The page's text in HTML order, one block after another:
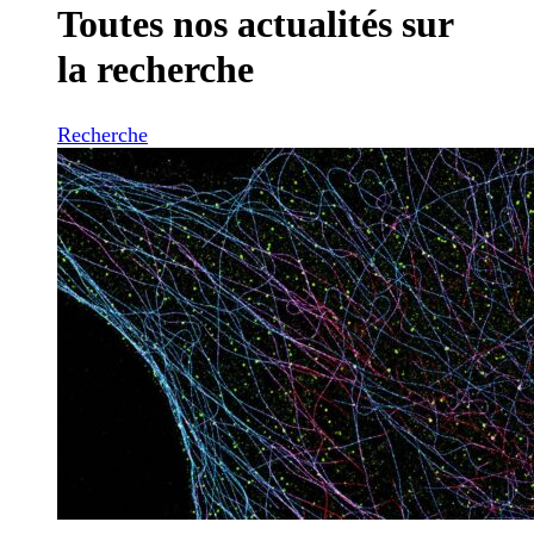
Toutes nos actualités sur
la recherche
Recherche